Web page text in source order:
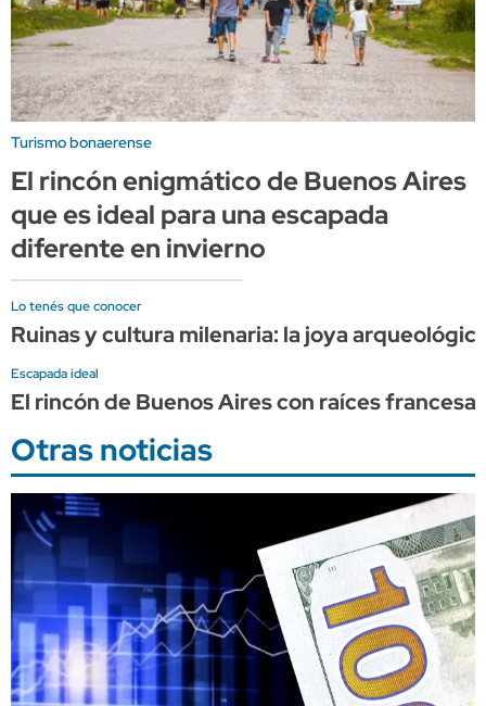
Turismo bonaerense
El rincón enigmático de Buenos Aires
que es ideal para una escapada
diferente en invierno
Lo tenés que conocer
Ruinas y cultura milenaria: la joya
Escapada ideal
El rincón de Buenos Aires con raíces
Otras noticias